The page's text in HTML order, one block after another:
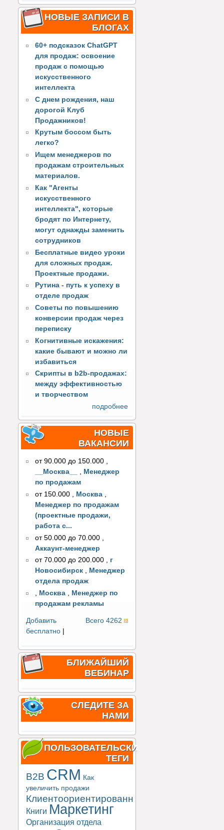
НОВЫЕ ЗАПИСИ В
БЛОГАХ
60+ подсказок ChatGPT
для продаж: освоение
продаж с помощью
искусственного
интеллекта
С днем рождения, наш
дорогой Клуб
Продажников!
Крутым боссом быть
легко?
Ищем менеджеров по
продажам строительных
материалов.
Как "Агенты
искусственного
интеллекта", которые
бродят по Интернету,
могут однажды заменить
сотрудников
Бесплатные видео уроки
для сложных продаж.
Проектные продажи.
Рутина - путь к успеху в
отделе продаж
Советы по повышению
конверсии продаж через
переписку
Когнитивные искажения:
какие бывают и можно ли
избавиться
Скрипты в b2b-продажах:
между эффективностью
и творчеством
подробнее
НОВЫЕ
ВАКАНСИИ
от 90.000 до 150.000 ,
__Москва__
, Менеджер
по продажам
от 150.000
Москва
Менеджер по продажам
(проектные продажи,
работа с...
от 50.000 до 70.000
Аккаунт-менеджер
от 70.000 до 200.000 , г
Новосибирск , Менеджер
отдела продаж
, Москва , Менеджер по
продажам рекламы
Всего 4262
Добавить
бесплатно
БЛИЖАЙШИЙ
ВЕБИНАР
СЛЕДИТЕ ЗА
НАМИ
ПОЛЬЗОВАТЕЛЬСКИЕ
ТЕГИ
B2B CRM Как
увеличить продажи
Клиентоориентированность
Книги Маркетинг
Организация отдела